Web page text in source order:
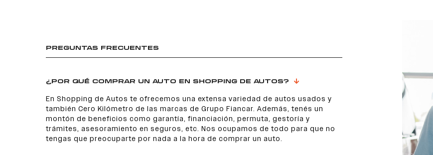
PREGUNTAS FRECUENTES
¿POR QUÉ COMPRAR UN AUTO EN SHOPPING DE AUTOS?
En Shopping de Autos te ofrecemos una extensa variedad de autos usados y
también Cero Kilómetro de las marcas de Grupo Fiancar. Además, tenés un
montón de beneficios como garantía, financiación, permuta, gestoría y
trámites, asesoramiento en seguros, etc. Nos ocupamos de todo para que no
tengas que preocuparte por nada a la hora de comprar un auto.